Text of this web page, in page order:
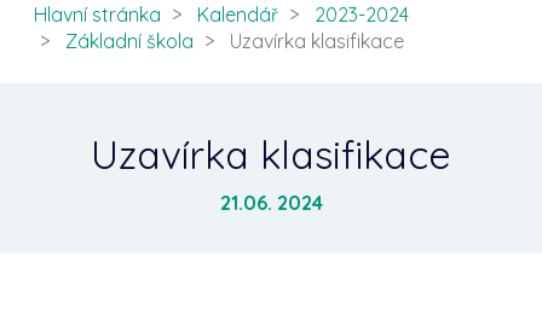
Hlavní stránka Kalendář
2023-2024
Základní škola
Uzavírka klasifikace
Uzavírka klasifikace
21.06. 2024